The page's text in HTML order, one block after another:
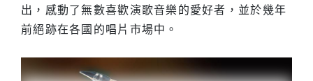
出，感動了無數喜歡演歌音樂的愛好者，並於幾年
前絕跡在各國的唱片市場中。